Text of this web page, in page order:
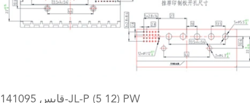
قابس 141095-JL-P (5 12) PW